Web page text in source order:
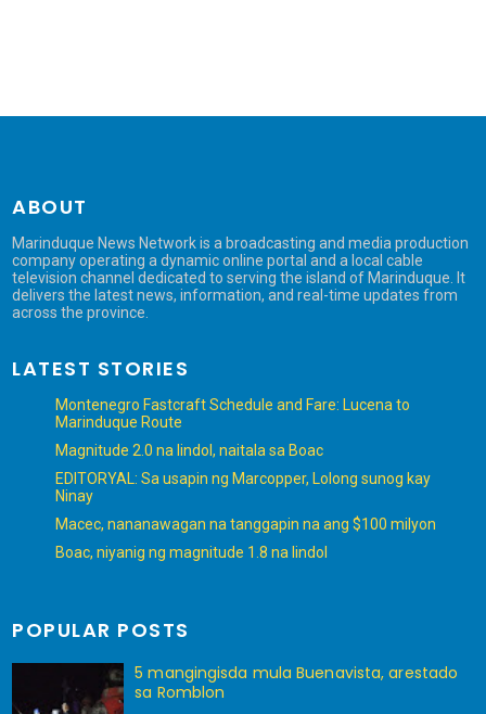
ABOUT
Marinduque News Network is a broadcasting and media production
company operating a dynamic online portal and a local cable
television channel dedicated to serving the island of Marinduque. It
delivers the latest news, information, and real-time updates from
across the province.
LATEST STORIES
Montenegro Fastcraft Schedule and Fare: Lucena to
Marinduque Route
Magnitude 2.0 na lindol, naitala sa Boac
EDITORYAL: Sa usapin ng Marcopper, Lolong sunog kay
Ninay
Macec, nananawagan na tanggapin na ang $100 milyon
Boac, niyanig ng magnitude 1.8 na lindol
POPULAR POSTS
5 mangingisda mula Buenavista, arestado
sa Romblon